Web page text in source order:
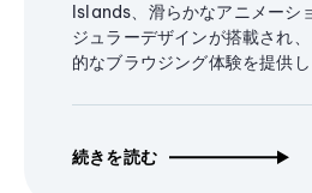
Islands、滑らかなアニメーシ
ジュラーデザインが搭載され
的なブラウジング体験を提供し
続きを読む